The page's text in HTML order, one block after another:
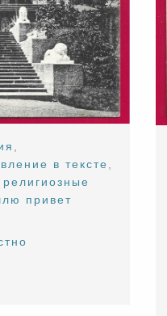
в тексте
привет